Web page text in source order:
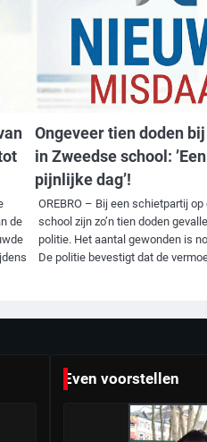
de
Ongeveer tien doden
in Zweedse school:
pijnlijke dag’!
OREBRO – Bij een schietpartij
school zijn zo’n tien doden
politie. Het aantal gewonden is
De politie bevestigt dat de
Even voorstellen